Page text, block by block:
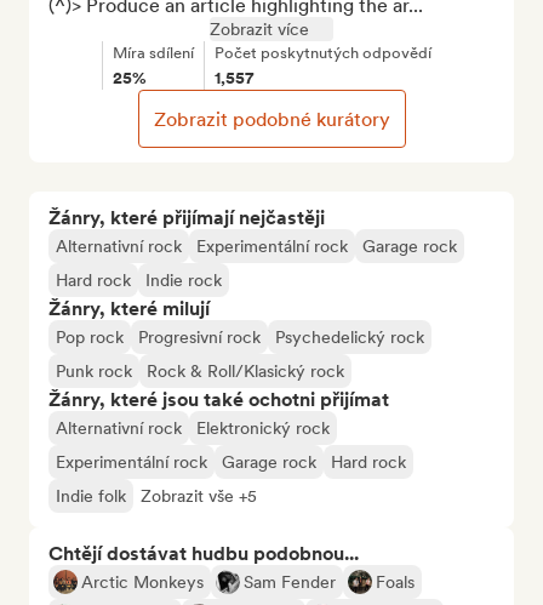
Žánry, které přijímají nejčastěji
Alternativní rock Experimentální rock
Garage rock
Hard rock
Indie rock
Žánry, které milují
Pop rock Progresivní rock
Psychedelický rock
Punk rock
Rock & Roll/Klasický rock
Žánry, které jsou také ochotni přijímat
Alternativní rock
Elektronický rock
Experimentální rock
Garage rock
Hard rock
Indie folk
Zobrazit vše +5
Chtějí dostávat hudbu podobnou...
Arctic Monkeys Sam Fender
Foals
(^)> Produce an article highlighting the ar...
Zobrazit více
Míra sdílení
25%
Počet poskytnutých odpovědí
1,557
Zobrazit podobné kurátory